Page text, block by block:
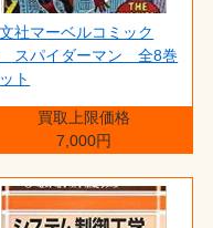
社マーベルコミック
スパイダーマン 全8巻
ト
買取上限価格
7,000円